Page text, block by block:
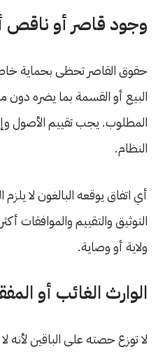
وجود قاصر أو ناقص
حقوق القاصر تحظى بحماية
البيع أو القسمة بما يضره دون
المطلوب. يجب تقييم الأصول
النظام.
أي اتفاق يوقعه البالغون لا
التوثيق والتقييم والموافقات
ولاية أو وصاية.
الوارث الغائب أو
لا توزع حصته على الباقين